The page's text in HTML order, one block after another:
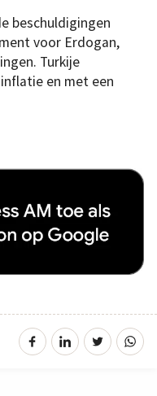
beschuldigingen
voor Erdogan,
Turkije
en met een